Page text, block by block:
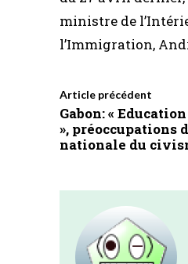
ministre de
l’Immigration,
Article précédent
Gabon: «
», préoccupations
nationale du